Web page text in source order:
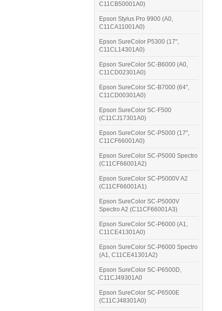
C11CB50001A0)
Epson Stylus Pro 9900 (A0,
C11CA11001A0)
Epson SureColor P5300 (17",
C11CL14301A0)
Epson SureColor SC-B6000 (A0,
C11CD02301A0)
Epson SureColor SC-B7000 (64",
C11CD00301A0)
Epson SureColor SC-F500
(C11CJ17301A0)
Epson SureColor SC-P5000 (17",
C11CF66001A0)
Epson SureColor SC-P5000 Spectro
(C11CF66001A2)
Epson SureColor SC-P5000V A2
(C11CF66001A1)
Epson SureColor SC-P5000V
Spectro A2 (C11CF66001A3)
Epson SureColor SC-P6000 (A1,
C11CE41301A0)
Epson SureColor SC-P6000 Spectro
(A1, C11CE41301A2)
Epson SureColor SC-P6500D,
C11CJ49301A0
Epson SureColor SC-P6500E
(C11CJ48301A0)